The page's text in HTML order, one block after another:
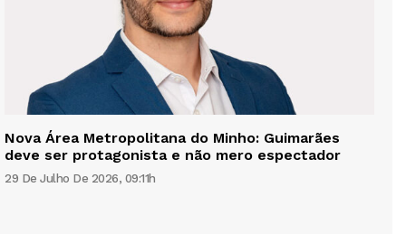
Nova Área Metropolitana do Minho: Guimarães
deve ser protagonista e não mero espectador
29 De Julho De 2026, 09:11h